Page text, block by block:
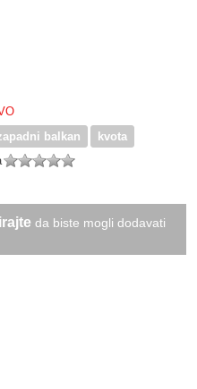
balkan
kvota
da biste mogli dodavati